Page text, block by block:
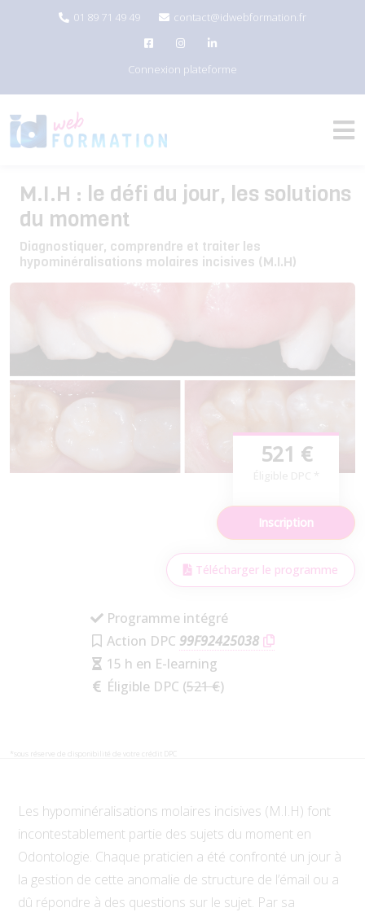
01 89 71 49 49 contact@idwebformation.fr
Connexion plateforme
M.I.H : le défi du jour, les solutions
du moment
Diagnostiquer, comprendre et traiter les
hypominéralisations molaires incisives (M.I.H)
521 €
Inscription
Télécharger le programme
Programme intégré
Action DPC 99F92425038
15 h en E-learning
Éligible DPC (521 €)
*sous réserve de disponibilité de votre crédit DPC
Les hypominéralisations molaires incisives (M.I.H) font
incontestablement partie des sujets du moment en
Odontologie. Chaque praticien a été confronté un jour à
la gestion de cette anomalie de structure de l’émail ou a
dû répondre à des questions sur le sujet. Par sa